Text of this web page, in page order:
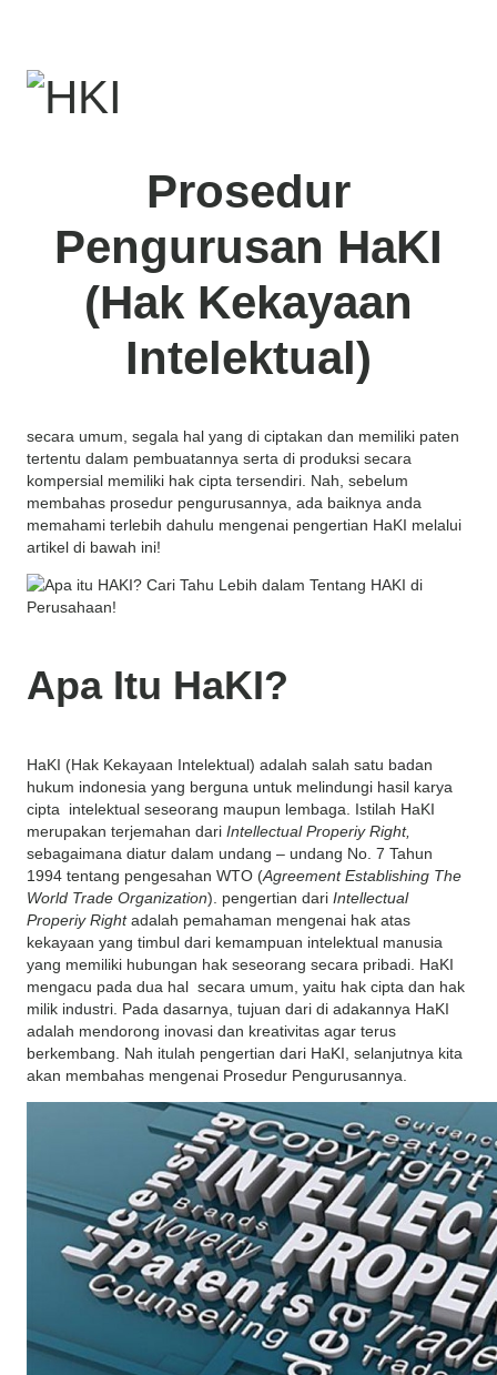
Prosedur
Pengurusan HaKI
(Hak Kekayaan
Intelektual)
secara umum, segala hal yang di ciptakan dan memiliki paten
tertentu dalam pembuatannya serta di produksi secara
kompersial memiliki hak cipta tersendiri. Nah, sebelum
membahas prosedur pengurusannya, ada baiknya anda
memahami terlebih dahulu mengenai pengertian HaKI melalui
artikel di bawah ini!
Apa Itu HaKI?
HaKI (Hak Kekayaan Intelektual) adalah salah satu badan
hukum indonesia yang berguna untuk melindungi hasil karya
cipta intelektual seseorang maupun lembaga. Istilah HaKI
merupakan terjemahan dari Intellectual Properiy Right,
sebagaimana diatur dalam undang – undang No. 7 Tahun
1994 tentang pengesahan WTO (Agreement Establishing The
World Trade Organization). pengertian dari Intellectual
Properiy Rightadalah pemahaman mengenai hak atas
kekayaan yang timbul dari kemampuan intelektual manusia
yang memiliki hubungan hak seseorang secara pribadi. HaKI
mengacu pada dua hal secara umum, yaitu hak cipta dan hak
milik industri. Pada dasarnya, tujuan dari di adakannya HaKI
adalah mendorong inovasi dan kreativitas agar terus
berkembang. Nah itulah pengertian dari HaKI, selanjutnya kita
akan membahas mengenai Prosedur Pengurusannya.